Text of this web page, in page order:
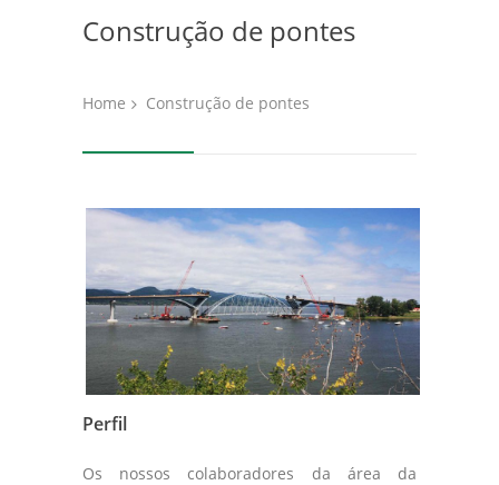
Construção de pontes
Home Construção de pontes
Perfil
Os nossos colaboradores da área da